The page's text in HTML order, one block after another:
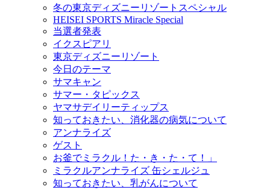
冬の東京ディズニーリゾートスペシャル
HEISEI SPORTS Miracle Special
当選者発表
イクスピアリ
東京ディズニーリゾート
今日のテーマ
サマキャン
サマー・タピックス
ヤマサデイリーティップス
知っておきたい、消化器の病気について
アンナライズ
ゲスト
お釜でミラクル！た・き・た・て！」
ミラクルアンナライズ 缶シェルジュ
知っておきたい、乳がんについて